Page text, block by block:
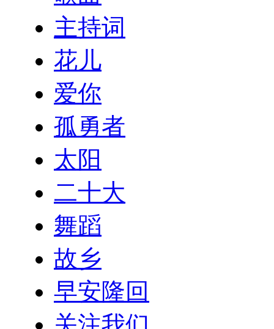
主持词
花儿
爱你
孤勇者
太阳
二十大
舞蹈
故乡
早安隆回